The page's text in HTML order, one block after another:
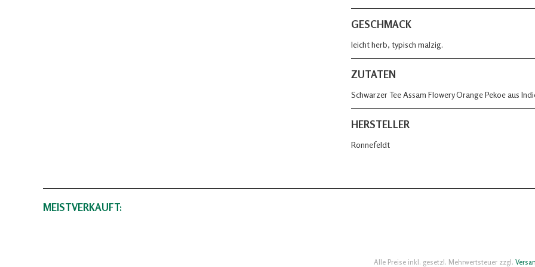
GESCHMACK
leicht herb, typisch malzig.
ZUTATEN
Schwarzer Tee Assam Flowery Orange Pekoe aus
HERSTELLER
Ronnefeldt
MEISTVERKAUFT:
Alle Preise inkl. gesetzl. Mehrwertsteuer zzgl.